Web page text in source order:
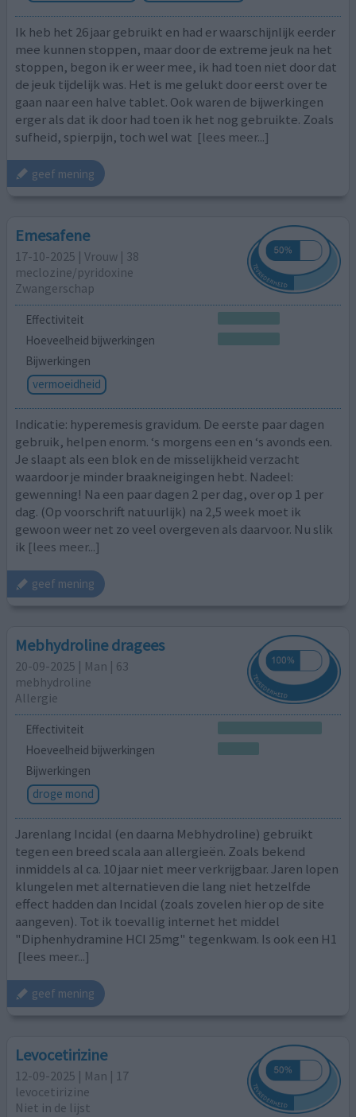
Ik heb het 26 jaar gebruikt en had er waarschijnlijk eerder
mee kunnen stoppen, maar door de extreme jeuk na het
stoppen, begon ik er weer mee, ik had toen niet door dat
de jeuk tijdelijk was. Het is me gelukt door eerst over te
gaan naar een halve tablet. Ook waren de bijwerkingen
erger als dat ik door had toen ik het nog gebruikte. Zoals
sufheid, spierpijn, toch wel wat [lees meer...]
geef mening
Emesafene
17-10-2025 | Vrouw | 38
meclozine/pyridoxine
Zwangerschap
Effectiviteit
Hoeveelheid bijwerkingen
Bijwerkingen
vermoeidheid
Indicatie: hyperemesis gravidum. De eerste paar dagen
gebruik, helpen enorm. ‘s morgens een en ‘s avonds een.
Je slaapt als een blok en de misselijkheid verzacht
waardoor je minder braakneigingen hebt. Nadeel:
gewenning! Na een paar dagen 2 per dag, over op 1 per
dag. (Op voorschrift natuurlijk) na 2,5 week moet ik
gewoon weer net zo veel overgeven als daarvoor. Nu slik
ik [lees meer...]
geef mening
Mebhydroline dragees
20-09-2025 | Man | 63
mebhydroline
Allergie
Effectiviteit
Hoeveelheid bijwerkingen
Bijwerkingen
droge mond
Jarenlang Incidal (en daarna Mebhydroline) gebruikt
tegen een breed scala aan allergieën. Zoals bekend
inmiddels al ca. 10 jaar niet meer verkrijgbaar. Jaren lopen
klungelen met alternatieven die lang niet hetzelfde
effect hadden dan Incidal (zoals zovelen hier op de site
aangeven). Tot ik toevallig internet het middel
"Diphenhydramine HCI 25mg" tegenkwam. Is ook een H1
[lees meer...]
geef mening
Levocetirizine
12-09-2025 | Man | 17
levocetirizine
Niet in de lijst